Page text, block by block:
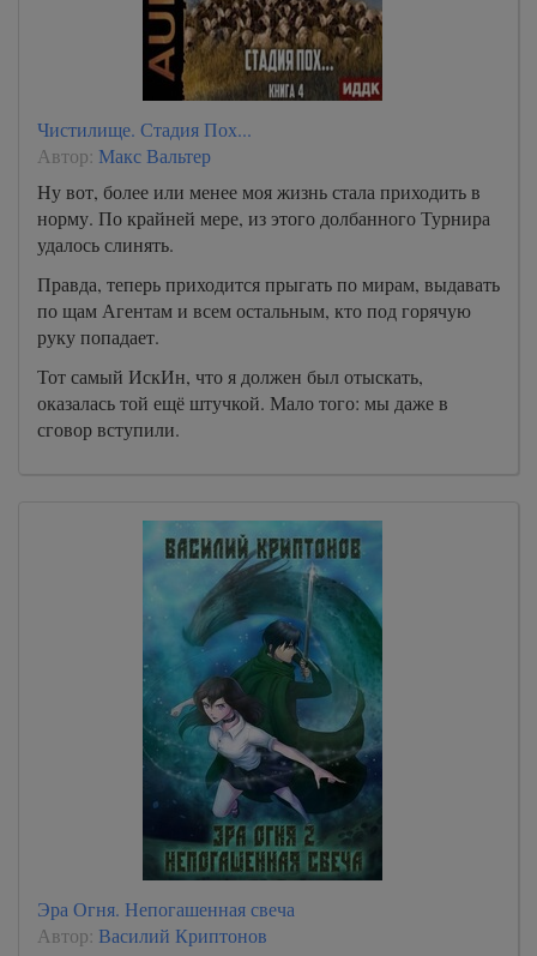
Чистилище. Стадия Пох...
Автор: Макс Вальтер
Ну вот, более или менее моя жизнь стала приходить в
норму. По крайней мере, из этого долбанного Турнира
удалось слинять.
Правда, теперь приходится прыгать по мирам, выдавать
по щам Агентам и всем остальным, кто под горячую
руку попадает.
Тот самый ИскИн, что я должен был отыскать,
оказалась той ещё штучкой. Мало того: мы даже в
сговор вступили.
Эра Огня. Непогашенная свеча
Автор: Василий Криптонов